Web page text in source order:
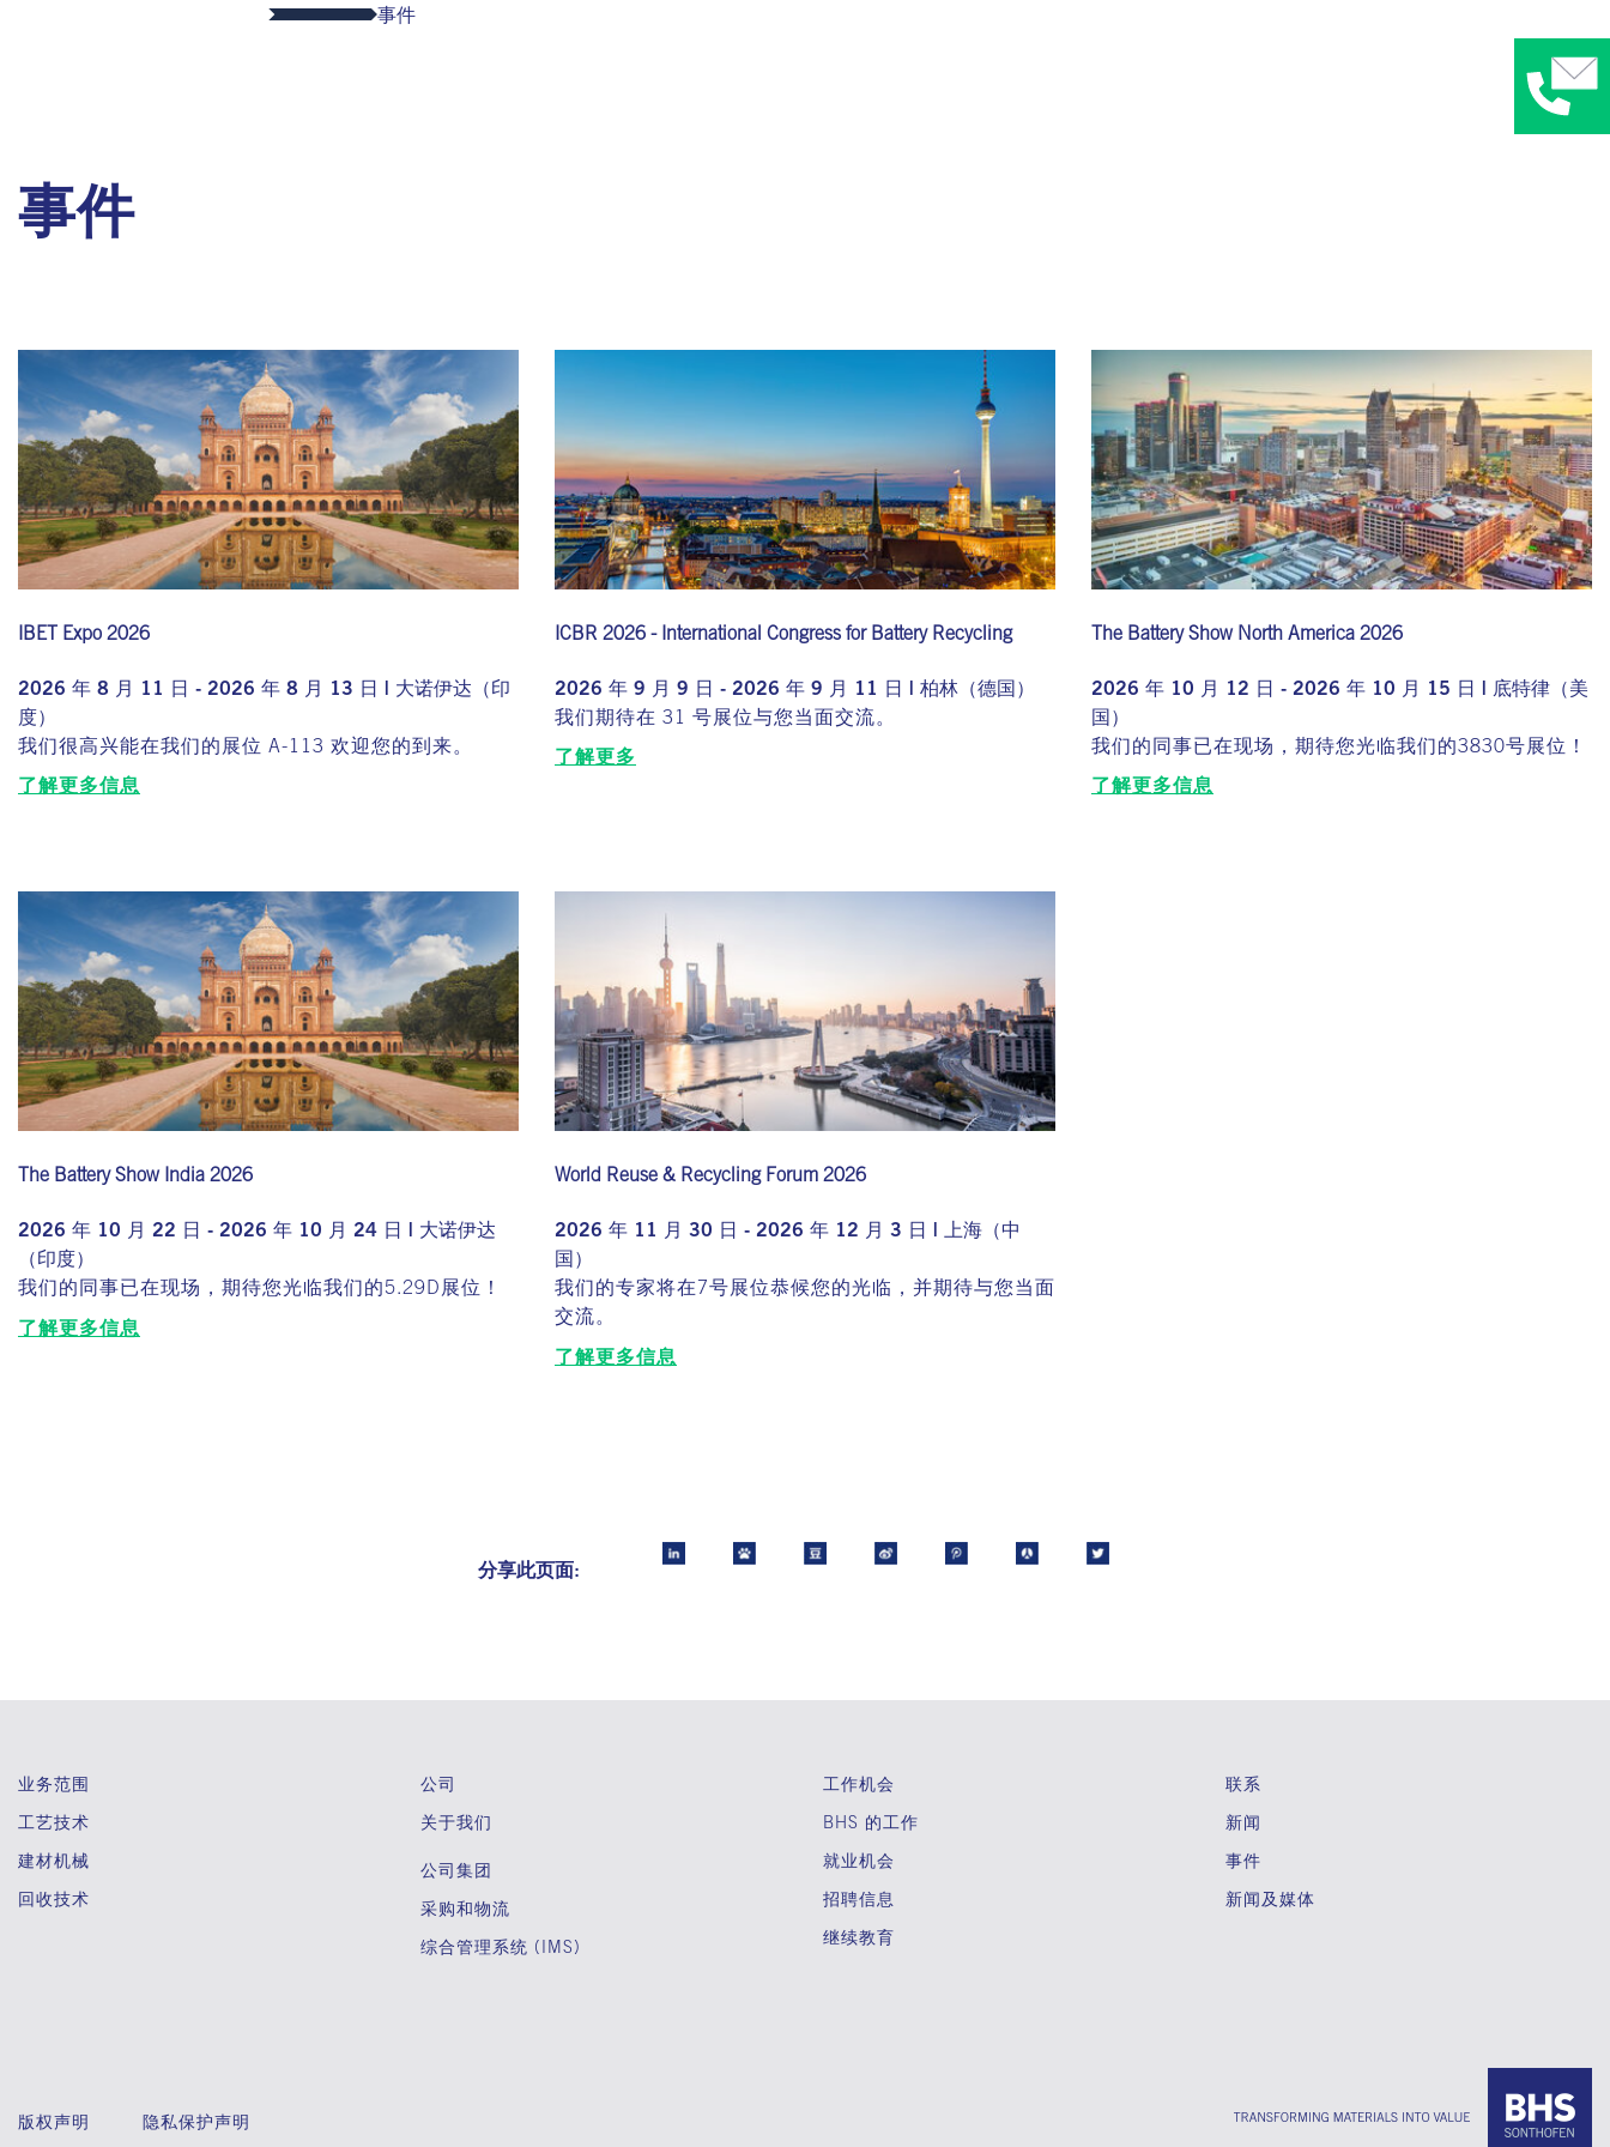
事件
事件
IBET Expo 2026
2026 年 8 月 11 日 - 2026 年 8 月 13 日 | 大诺伊达（印
度）
我们很高兴能在我们的展位 A-113 欢迎您的到来。
了解更多信息
ICBR 2026 - International Congress for Battery Recycling
2026 年 9 月 9 日 - 2026 年 9 月 11 日 | 柏林（德国）
我们期待在 31 号展位与您当面交流。
了解更多
The Battery Show North America 2026
2026 年 10 月 12 日 - 2026 年 10 月 15 日 | 底特律（美
国）
我们的同事已在现场，期待您光临我们的3830号展位！
了解更多信息
The Battery Show India 2026
2026 年 10 月 22 日 - 2026 年 10 月 24 日 | 大诺伊达
（印度）
我们的同事已在现场，期待您光临我们的5.29D展位！
了解更多信息
World Reuse & Recycling Forum 2026
2026 年 11 月 30 日 - 2026 年 12 月 3 日 | 上海（中
国）
我们的专家将在7号展位恭候您的光临，并期待与您当面
交流。
了解更多信息
分享此页面:
业务范围
工艺技术
建材机械
回收技术
公司
关于我们
公司集团
采购和物流
综合管理系统 (IMS)
工作机会
BHS 的工作
就业机会
招聘信息
继续教育
联系
新闻
事件
新闻及媒体
版权声明 隐私保护声明